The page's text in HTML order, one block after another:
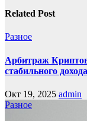
Related Post
Разное
Арбитраж
стабильного дохода
Окт 19, 2025 admin
Разное